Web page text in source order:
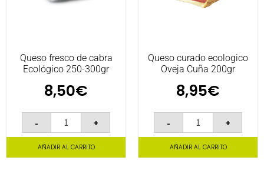
Queso fresco de cabra
Ecológico 250-300gr
8,50€
- +
AÑADIR AL CARRITO
Queso curado ecologico
Oveja Cuña 200gr
8,95€
- +
AÑADIR AL CARRITO